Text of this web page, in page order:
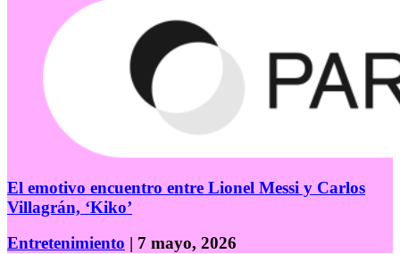
El emotivo encuentro entre Lionel Messi y Carlos
Villagrán, ‘Kiko’
Entretenimiento | 7 mayo, 2026